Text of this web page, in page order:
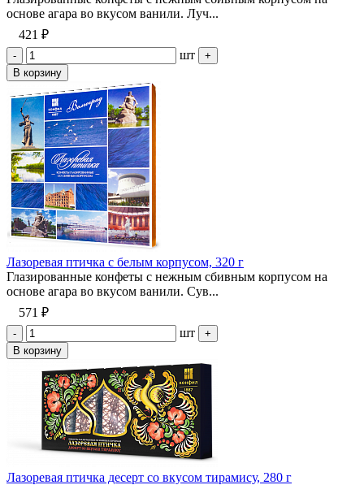
основе агара во вкусом ванили. Луч...
421 ₽
- шт
+
В корзину
Лазоревая птичка с белым корпусом, 320 г
Глазированные конфеты с нежным сбивным корпусом на
основе агара во вкусом ванили. Сув...
571 ₽
- шт
+
В корзину
Лазоревая птичка десерт со вкусом тирамису, 280 г